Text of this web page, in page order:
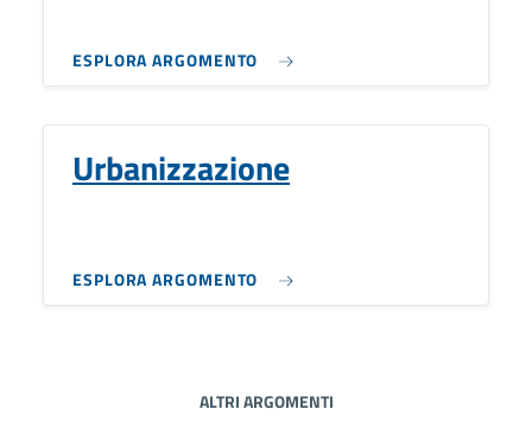
ESPLORA ARGOMENTO
Urbanizzazione
ESPLORA ARGOMENTO
ALTRI ARGOMENTI